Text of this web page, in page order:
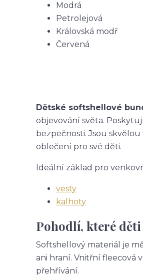
Modrá
Petrolejová
Královská modř
Červená
Dětské softshellové
objevování světa.
bezpečnosti. Jsou
oblečení pro své děti.
Ideální základ pro
vesty
kalhoty
Pohodlí, které
Softshellový materiál je
ani hraní. Vnitřní fleecová
přehřívání.